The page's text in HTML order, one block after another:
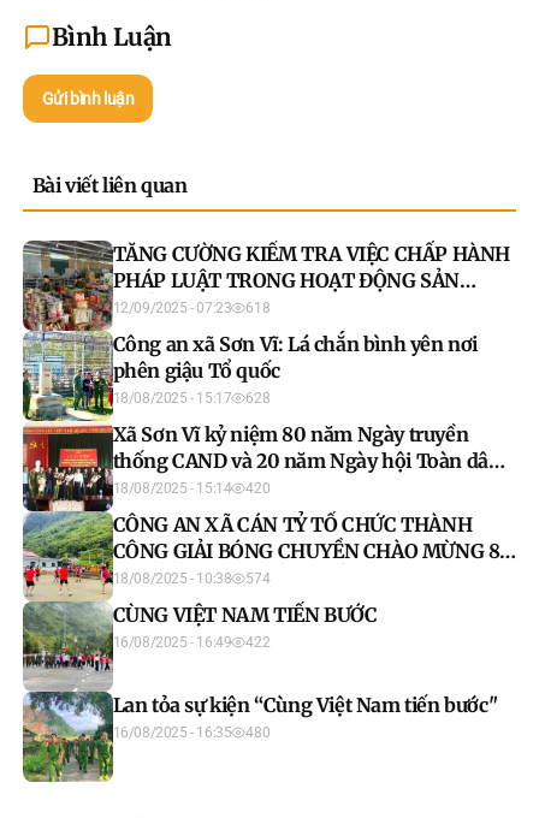
Bình Luận
Gửi bình luận
Bài viết liên quan
TĂNG CƯỜNG KIỂM TRA VIỆC CHẤP HÀNH
PHÁP LUẬT TRONG HOẠT ĐỘNG SẢN
XUẤT, KINH DOANH HÀNG HÓA, DỊCH VỤ
TRÊN ĐỊA BÀN
12/09/2025 - 07:23 618
Công an xã Sơn Vĩ: Lá chắn bình yên nơi
phên giậu Tổ quốc
18/08/2025 - 15:17 628
Xã Sơn Vĩ kỷ niệm 80 năm Ngày truyền
thống CAND và 20 năm Ngày hội Toàn dân
bảo vệ ANTQ
18/08/2025 - 15:14 420
CÔNG AN XÃ CÁN TỶ TỔ CHỨC THÀNH
CÔNG GIẢI BÓNG CHUYỀN CHÀO MỪNG 80
NĂM NGÀY TRUYỀN THỐNG CAND
18/08/2025 - 10:38 574
CÙNG VIỆT NAM TIẾN BƯỚC
16/08/2025 - 16:49 422
Lan tỏa sự kiện “Cùng Việt Nam tiến bước"
16/08/2025 - 16:35 480